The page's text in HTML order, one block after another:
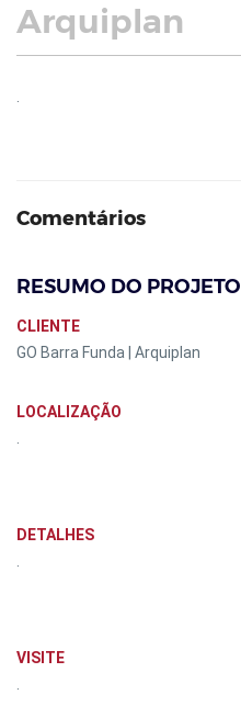
Arquiplan
Comentários
RESUMO DO PROJETO
CLIENTE
GO Barra Funda | Arquiplan
LOCALIZAÇÃO
DETALHES
VISITE